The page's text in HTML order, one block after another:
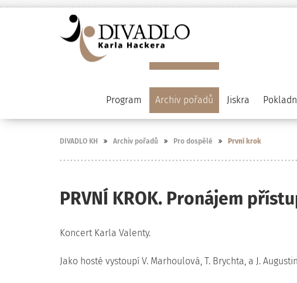
Program Archiv pořadů Jiskra
DIVADLO KH Archiv pořadů Pro dospělé První krok
PRVNÍ KROK. Pronájem
Koncert Karla Valenty.
Jako hosté vystoupí V. Marhoulová, T. Brychta, a J.